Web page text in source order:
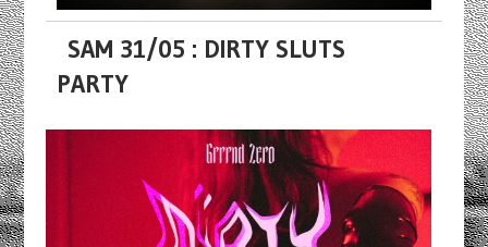
SAM 31/05 : DIRTY SLUTS
PARTY